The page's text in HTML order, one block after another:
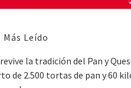
Más Leído
la tradición del Pan y
de 2.500 tortas de pan y 60